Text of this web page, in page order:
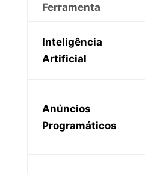
Ferramenta
Inteligência
Artificial
Anúncios
Programáticos